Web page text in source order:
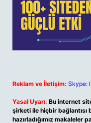
Reklam ve İletişim: Skype:
Yasal Uyarı: Bu internet
şirketi ile hiçbir bağlantısı
hazırladığımız makaleler